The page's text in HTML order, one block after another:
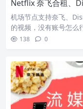
Netflix 奈飞合租、
机场节点支持奈飞、
的视频，没有账号怎么
138 0